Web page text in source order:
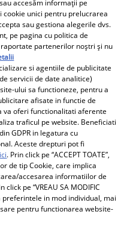
cu dieta
în vogă cure de
este că
grăsime,
accesăm informații pe
unici pentru prelucrarea
sau gestiona alegerile dvs.
pe pagina cu politica de
partenerilor noștri și nu
si agentiile de publicitate
servicii de date analitice)
ului sa functioneze, pentru a
afisate in functie de
va oferi functionalitati aferente
traficul pe website. Beneficiati
GDPR in legatura cu
Aceste drepturi pot fi
. Prin click pe “ACCEPT TOATE”,
de tip Cookie, care implica
accesarea informatiilor de
pe “VREAU SA MODIFIC
preferintele in mod individual, mai
pentru functionarea website-